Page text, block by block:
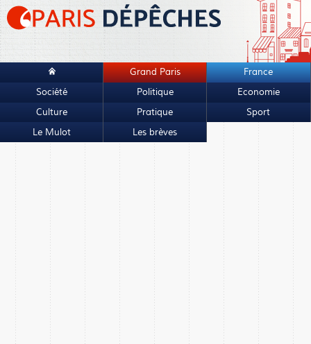
Grand Paris
France
Société
Politique
Economie
Culture
Pratique
Sport
Le Mulot
Les brèves